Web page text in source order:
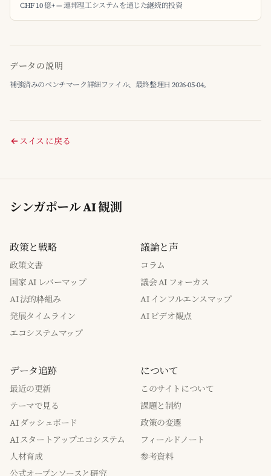
CHF 10 億+ — 連邦理工システムを通じた継続的投資
データの説明
補強済みのベンチマーク詳細ファイル、最終整理日 2026-05-04。
スイス に戻る
シンガポール AI 観測
政策と戦略
政策文書
国家 AI レバーマップ
AI 法的枠組み
発展タイムライン
エコシステムマップ
議論と声
コラム
議会 AI フォーカス
AI インフルエンスマップ
AI ビデオ観点
データ追跡
最近の更新
テーマで見る
AI ダッシュボード
AI スタートアップエコシステム
人材育成
公式オープンソースと研究
について
このサイトについて
課題と制約
政策の変遷
フィールドノート
参考資料